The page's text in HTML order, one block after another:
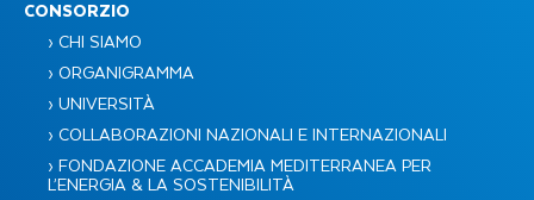
CONSORZIO
› CHI SIAMO
› ORGANIGRAMMA
› UNIVERSITÀ
› COLLABORAZIONI NAZIONALI E INTERNAZIONALI
› FONDAZIONE ACCADEMIA MEDITERRANEA PER
L’ENERGIA & LA SOSTENIBILITÀ​